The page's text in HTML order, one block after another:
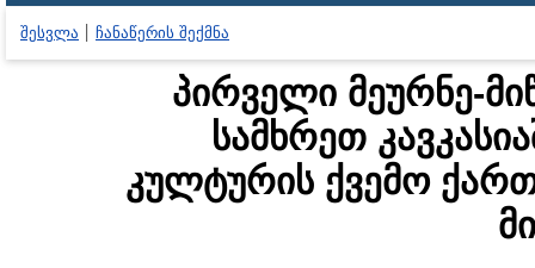
შესვლა ჩანაწერის შექმნა
პირველი მეურნე-
სამხრეთ
კულტურის ქვემო